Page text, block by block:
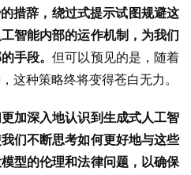
措辞，绕过式提示试图规避这
智能内部的运作机制，为我们
手段。但可以预见的是，随着
这种策略终将变得苍白无力。
加深入地认识到生成式人工智
们不断思考如何更好地与这些
型的伦理和法律问题，以确保